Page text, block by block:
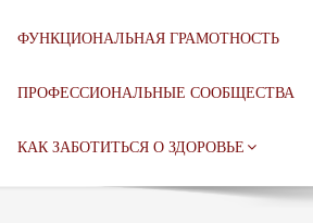
ФУНКЦИОНАЛЬНАЯ ГРАМОТНОСТЬ
ПРОФЕССИОНАЛЬНЫЕ СООБЩЕСТВА
КАК ЗАБОТИТЬСЯ О ЗДОРОВЬЕ